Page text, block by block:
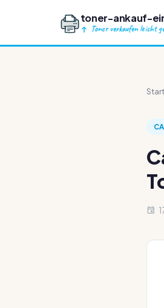
toner-ankauf-
Toner verkaufen leicht